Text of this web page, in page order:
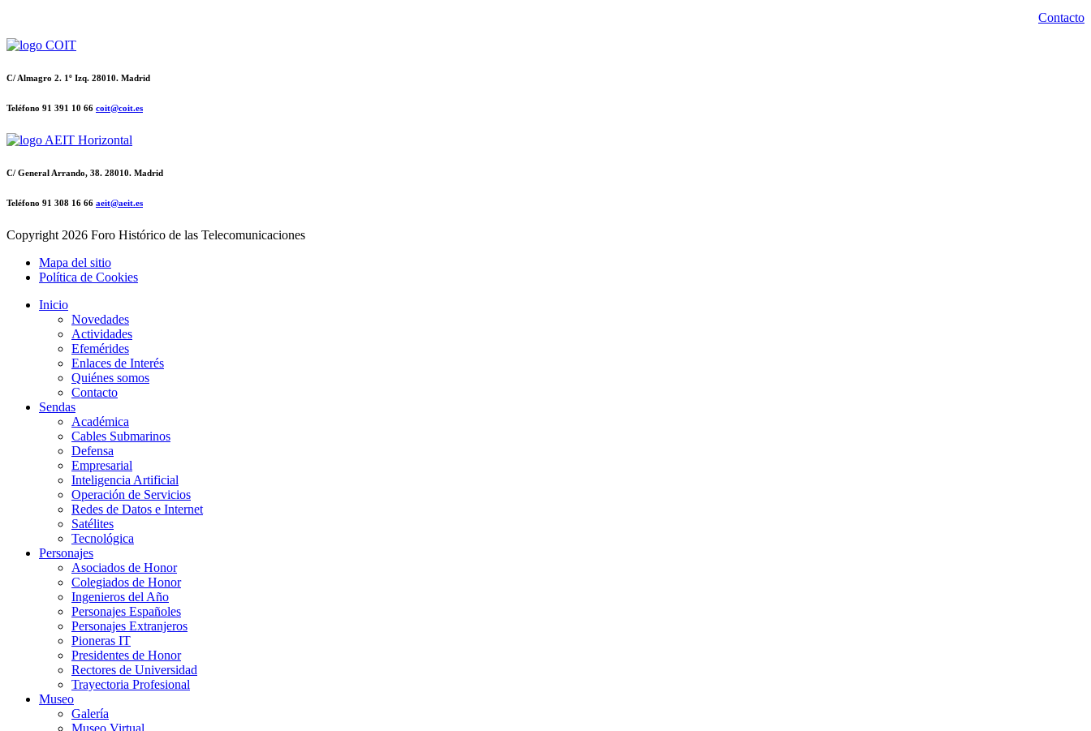
Contacto
C/ Almagro 2. 1º Izq. 28010. Madrid
Teléfono 91 391 10 66 coit@coit.es
C/ General Arrando, 38. 28010. Madrid
Teléfono 91 308 16 66 aeit@aeit.es
Copyright 2026 Foro Histórico de las Telecomunicaciones
Mapa del sitio
Política de Cookies
Inicio
Novedades
Actividades
Efemérides
Enlaces de Interés
Quiénes somos
Contacto
Sendas
Académica
Cables Submarinos
Defensa
Empresarial
Inteligencia Artificial
Operación de Servicios
Redes de Datos e Internet
Satélites
Tecnológica
Personajes
Asociados de Honor
Colegiados de Honor
Ingenieros del Año
Personajes Españoles
Personajes Extranjeros
Pioneras IT
Presidentes de Honor
Rectores de Universidad
Trayectoria Profesional
Museo
Galería